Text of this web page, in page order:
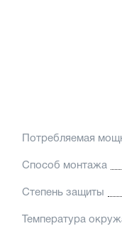
Потребляемая
Способ монтажа
Степень защиты
Температура